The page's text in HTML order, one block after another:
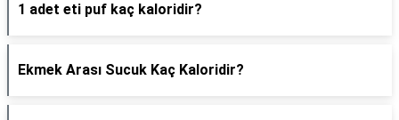
1 adet eti puf kaç kaloridir?
Ekmek Arası Sucuk Kaç Kaloridir?